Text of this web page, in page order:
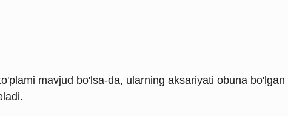
mavjud bo'lsa-da, ularning aksariyati obuna